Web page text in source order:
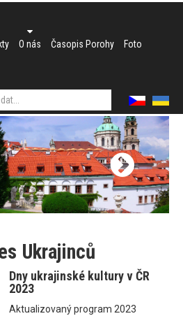
O nás Časopis Porohy Foto
Ukrajinců
Dny ukrajinské kultury v ČR
2023
Aktualizovaný program 2023